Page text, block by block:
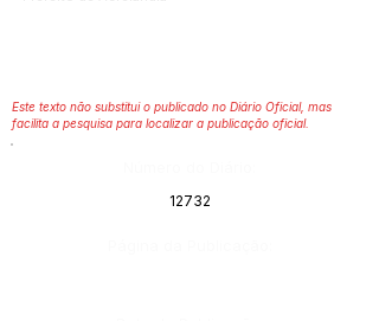
Este texto não substitui o publicado no Diário Oficial, mas
facilita a pesquisa para localizar a publicação oficial.
12732